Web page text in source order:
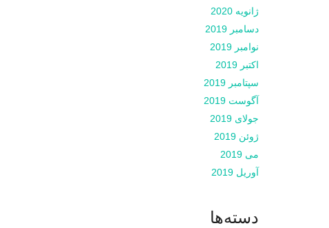
ژانویه 2020
دسامبر 2019
نوامبر 2019
اکتبر 2019
سپتامبر 2019
آگوست 2019
جولای 2019
ژوئن 2019
می 2019
آوریل 2019
دسته‌ها